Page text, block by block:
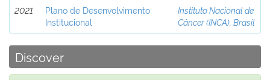
2021
Plano de Desenvolvimento
Institucional
Instituto Nacional de
Câncer (INCA), Brasil
Discover